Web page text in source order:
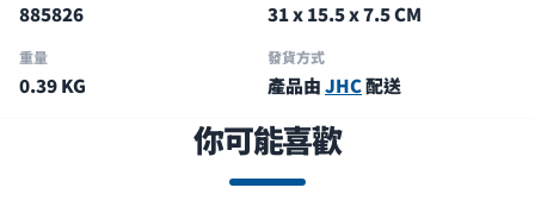
885826 31 x 15.5 x 7.5 CM
重量
0.39 KG
發貨方式
產品由JHC配送
你可能喜歡